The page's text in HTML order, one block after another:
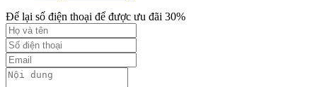
Để lại số điện thoại để được ưu đãi 30%